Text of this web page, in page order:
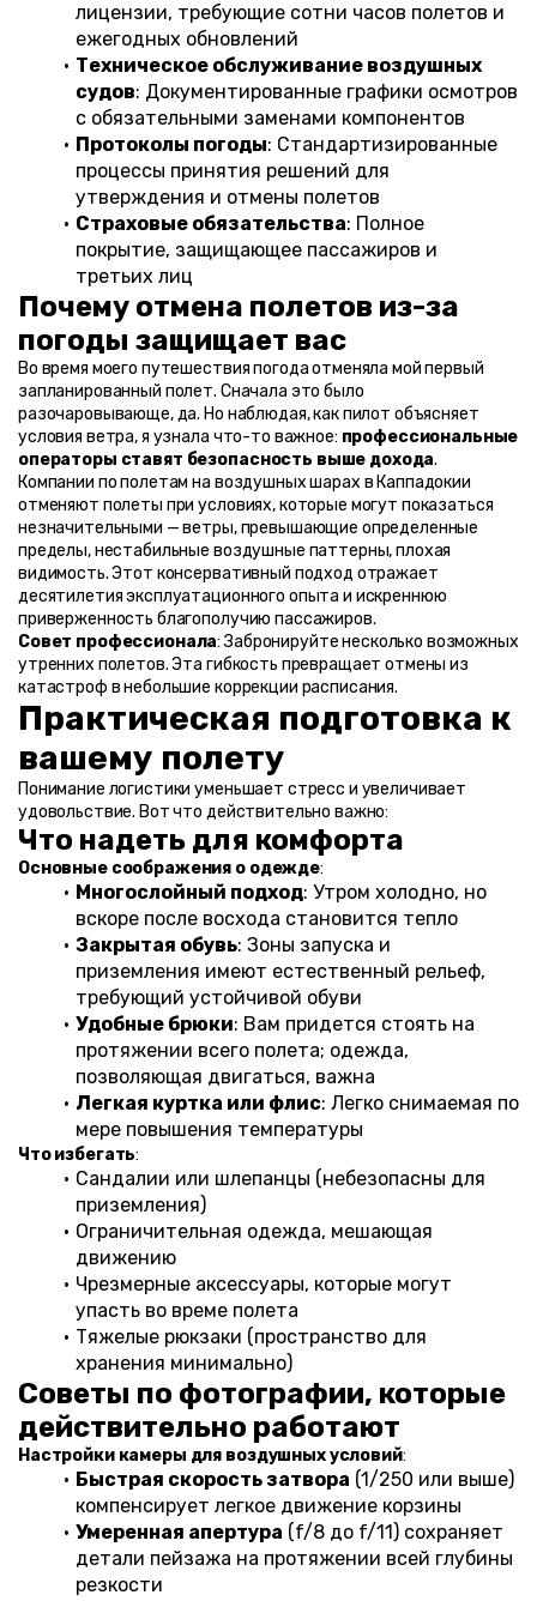
лицензии, требующие сотни часов полетов и
ежегодных обновлений
Техническое обслуживание воздушных
судов: Документированные графики осмотров
с обязательными заменами компонентов
Протоколы погоды: Стандартизированные
процессы принятия решений для
утверждения и отмены полетов
Страховые обязательства: Полное
покрытие, защищающее пассажиров и
третьих лиц
Почему отмена полетов из-за
погоды защищает вас
Во время моего путешествия погода отменяла мой первый
запланированный полет. Сначала это было
разочаровывающе, да. Но наблюдая, как пилот объясняет
условия ветра, я узнала что-то важное: профессиональные
операторы ставят безопасность выше дохода.
Компании по полетам на воздушных шарах в Каппадокии
отменяют полеты при условиях, которые могут показаться
незначительными — ветры, превышающие определенные
пределы, нестабильные воздушные паттерны, плохая
видимость. Этот консервативный подход отражает
десятилетия эксплуатационного опыта и искреннюю
приверженность благополучию пассажиров.
Совет профессионала: Забронируйте несколько возможных
утренних полетов. Эта гибкость превращает отмены из
катастроф в небольшие коррекции расписания.
Практическая подготовка к
вашему полету
Понимание логистики уменьшает стресс и увеличивает
удовольствие. Вот что действительно важно:
Что надеть для комфорта
Основные соображения о одежде:
Многослойный подход: Утром холодно, но
вскоре после восхода становится тепло
Закрытая обувь: Зоны запуска и
приземления имеют естественный рельеф,
требующий устойчивой обуви
Удобные брюки: Вам придется стоять на
протяжении всего полета; одежда,
позволяющая двигаться, важна
Легкая куртка или флис: Легко снимаемая по
мере повышения температуры
Что избегать:
Сандалии или шлепанцы (небезопасны для
приземления)
Ограничительная одежда, мешающая
движению
Чрезмерные аксессуары, которые могут
упасть во време полета
Тяжелые рюкзаки (пространство для
хранения минимально)
Советы по фотографии, которые
действительно работают
Настройки камеры для воздушных условий:
Быстрая скорость затвора (1/250 или выше)
компенсирует легкое движение корзины
Умеренная апертура (f/8 до f/11) сохраняет
детали пейзажа на протяжении всей глубины
резкости